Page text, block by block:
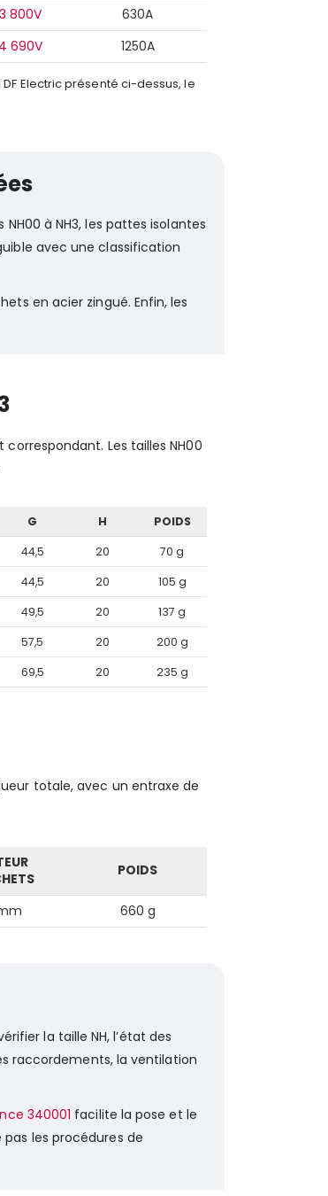
800V
630A
690V 1250A
Electric présenté ci-dessus, le
NH00 à NH3, les pattes isolantes
avec une classification
en acier zingué. Enfin, les
Les tailles NH00
G H
POIDS
44,5 20
70 g
44,5 20
105 g
49,5 20
137 g
57,5 20
200 g
69,5 20 235 g
totale, avec un entraxe de
POIDS
660 g
la taille NH, l’état des
raccordements, la ventilation
340001 facilite la pose et le
les procédures de